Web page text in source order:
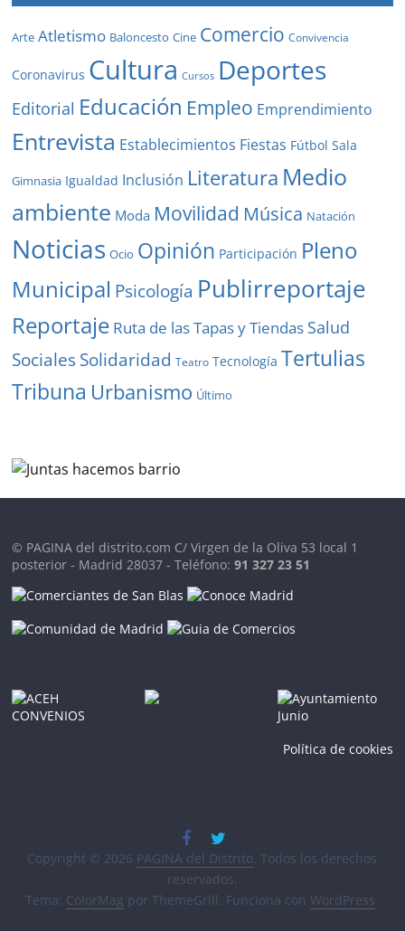
Arte Atletismo Baloncesto Cine Comercio Convivencia
Coronavirus Cultura Cursos Deportes
Editorial Educación Empleo Emprendimiento
Entrevista Establecimientos Fiestas Fútbol Sala
Gimnasia Igualdad Inclusión Literatura Medio
ambiente Moda Movilidad Música Natación
Noticias Ocio Opinión Participación Pleno
Municipal Psicología Publirreportaje
Reportaje Ruta de las Tapas y Tiendas Salud
SocialesSolidaridad Teatro Tecnología Tertulias
Tribuna Urbanismo Último
© PAGINA del distrito.com C/ Virgen de la Oliva 53 local 1
posterior - Madrid 28037 - Teléfono:91 327 23 51
Política de cookies
Copyright © 2026 PAGINA del Distrito. Todos los derechos
reservados.
Tema: ColorMag por ThemeGrill. Funciona conWordPress.